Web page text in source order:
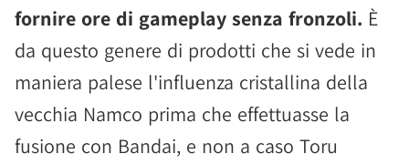
fornire ore di gameplay senza fronzoli. È
da questo genere di prodotti che si vede in
maniera palese l'influenza cristallina della
vecchia Namco prima che effettuasse la
fusione con Bandai, e non a caso Toru